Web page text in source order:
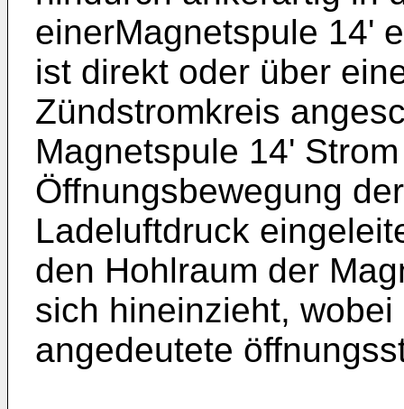
einerMagnetspule 14'
ist direkt oder über
Zündstromkreis
Magnetspule 14'
Öffnungsbewegung
Ladeluftdruck
den Hohlraum der
sich hineinzieht,
angedeutete